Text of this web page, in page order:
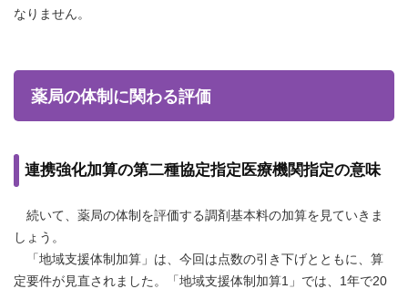
なりません。
薬局の体制に関わる評価
連携強化加算の第二種協定指定医療機関指定の意味
続いて、薬局の体制を評価する調剤基本料の加算を見ていきま
しょう。
「地域支援体制加算」は、今回は点数の引き下げとともに、算
定要件が見直されました。「地域支援体制加算1」では、1年で20